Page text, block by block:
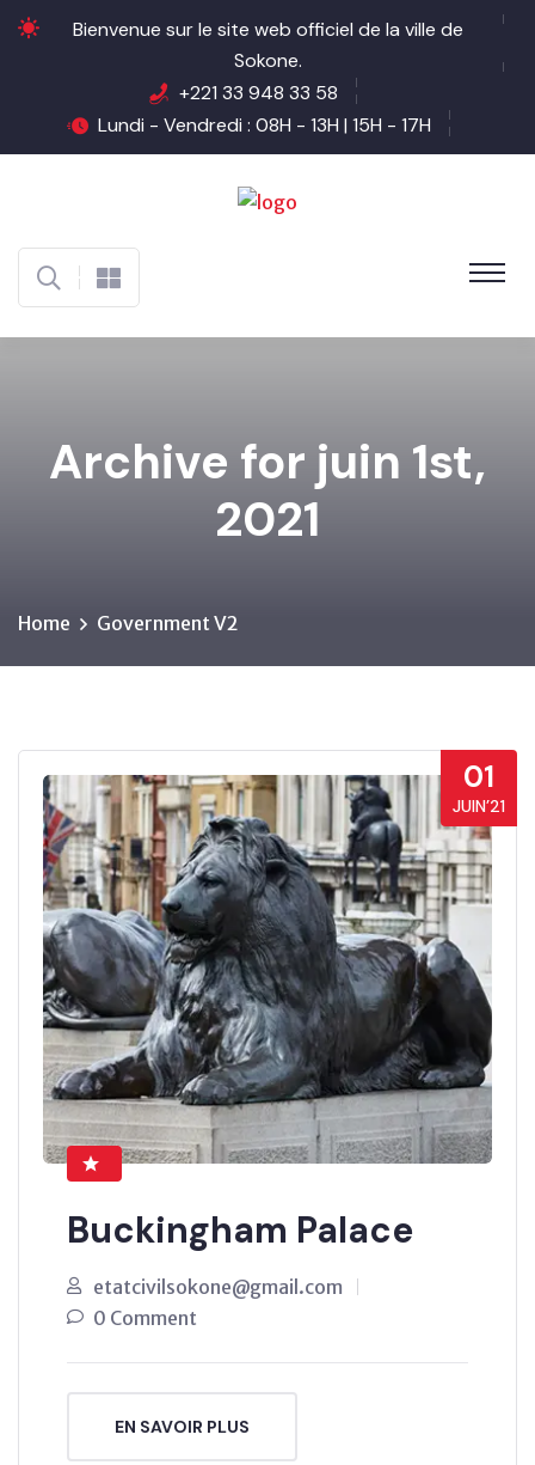
Bienvenue sur le site web officiel de la ville de
Sokone.
+221 33 948 33 58
Lundi - Vendredi : 08H - 13H | 15H - 17H
Archive for juin 1st,
2021
Home Government V2
01
JUIN’21
Buckingham Palace
etatcivilsokone@gmail.com
0 Comment
EN SAVOIR PLUS